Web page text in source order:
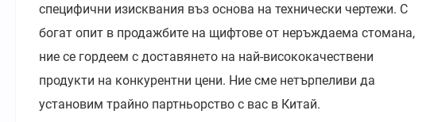
специфични изисквания въз основа на технически чертежи. С
богат опит в продажбите на щифтове от неръждаема стомана,
ние се гордеем с доставянето на най-висококачествени
продукти на конкурентни цени. Ние сме нетърпеливи да
установим трайно партньорство с вас в Китай.